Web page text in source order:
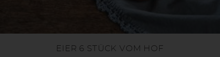
EIER 6 STÜCK VOM HOF